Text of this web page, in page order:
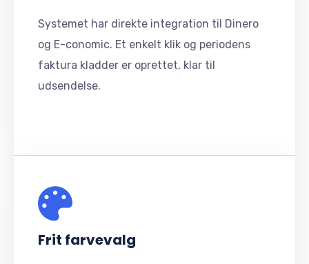
Systemet har direkte integration til Dinero
og E-conomic. Et enkelt klik og periodens
faktura kladder er oprettet, klar til
udsendelse.
Frit farvevalg